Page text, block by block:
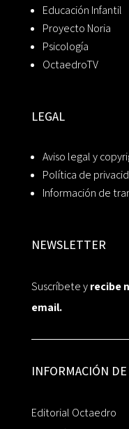
Educación Infantil
Proyecto Noria
Psicología
OctaedroTV
LEGAL
Aviso legal y
Política de
Información de
NEWSLETTER
Suscríbete yrecibe
email.
INFORMACIÓN
Editorial Octaedro